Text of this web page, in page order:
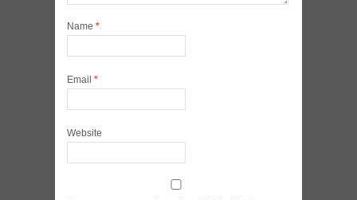
Name *
Email *
Website